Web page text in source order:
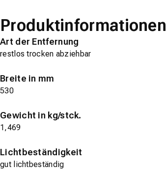
Produktinformationen
Art der Entfernung
restlos trocken abziehbar
Breite in mm
530
Gewicht in kg/stck.
1,469
Lichtbeständigkeit
gut lichtbeständig